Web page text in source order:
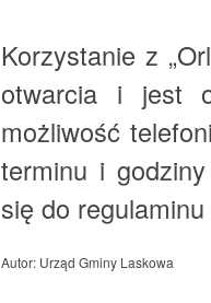
Korzystanie z
otwarcia i jest
możliwość
terminu i
się do
Autor: Urząd Gminy Laskowa